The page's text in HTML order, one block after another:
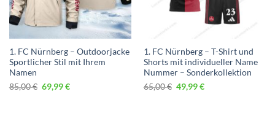
1. FC Nürnberg – Outdoorjacke
Sportlicher Stil mit Ihrem
Namen
85,00€ Ursprünglicher
Preis
69,99€Aktueller
1. FC Nürnberg – T-Shirt und
Shorts mit individueller Name
Nummer – Sonderkollektion
65,00€ Ursprünglicher
Preis
49,99€Aktueller